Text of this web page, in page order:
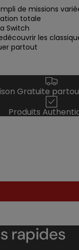
de missions
totale
Switch
les
partout
Gratuite
Produits
rapides